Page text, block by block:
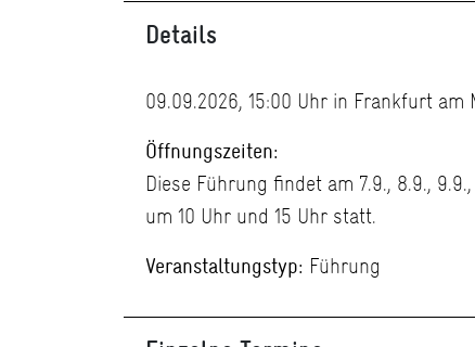
Details
09.09.2026, 15:00 Uhr in Frankfurt am
Öffnungszeiten:
Diese Führung findet am 7.9., 8.9.,
um 10 Uhr und 15 Uhr statt.
Veranstaltungstyp: Führung